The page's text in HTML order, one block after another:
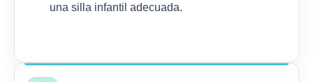
una silla infantil adecuada.